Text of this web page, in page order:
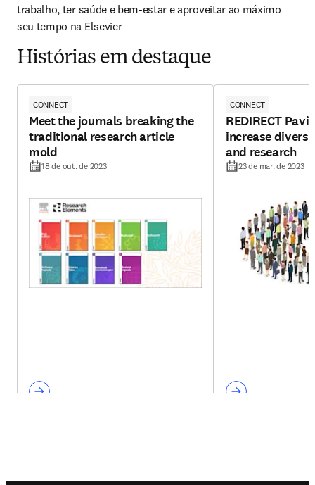
trabalho, ter saúde e bem-estar e aproveitar ao máximo
seu tempo na Elsevier
Histórias em destaque
CONNECT
Meet the journals breaking the
traditional research article
mold
18 de out. de 2023
CONNECT
REDIRECT
increase
and research
23 de mar. de 2023